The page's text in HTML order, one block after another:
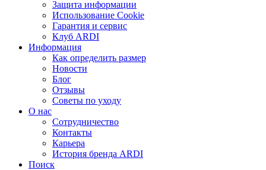
Защита информации
Использование Cookie
Гарантия и сервис
Клуб ARDI
Информация
Как определить размер
Новости
Блог
Отзывы
Советы по уходу
О нас
Сотрудничество
Контакты
Карьера
История бренда ARDI
Поиск